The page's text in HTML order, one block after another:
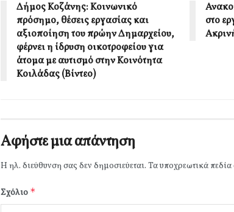
Δήμος Κοζάνης: Κοινωνικό
πρόσημο, θέσεις εργασίας και
αξιοποίηση του πρώην Δημαρχείου,
φέρνει η ίδρυση οικοτροφείου για
άτομα με αυτισμό στην Κοινότητα
Κοιλάδας (Βίντεο)
στο
Αφήστε μια απάντηση
Η ηλ. διεύθυνση σας δεν δημοσιεύεται. Τα υποχρεωτικά
Σχόλιο *